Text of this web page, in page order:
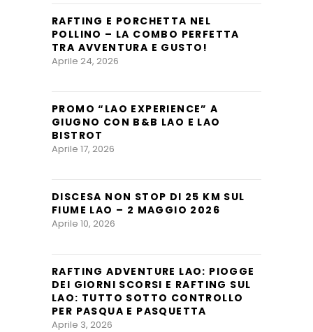
RAFTING E PORCHETTA NEL
POLLINO – LA COMBO PERFETTA
TRA AVVENTURA E GUSTO!
Aprile 24, 2026
PROMO “LAO EXPERIENCE” A
GIUGNO CON B&B LAO E LAO
BISTROT
Aprile 17, 2026
DISCESA NON STOP DI 25 KM SUL
FIUME LAO – 2 MAGGIO 2026
Aprile 10, 2026
RAFTING ADVENTURE LAO: PIOGGE
DEI GIORNI SCORSI E RAFTING SUL
LAO: TUTTO SOTTO CONTROLLO
PER PASQUA E PASQUETTA
Aprile 3, 2026